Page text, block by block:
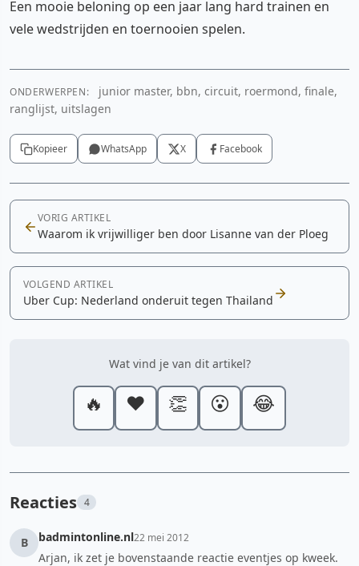
Een mooie beloning op een jaar lang hard trainen en
vele wedstrijden en toernooien spelen.
ONDERWERPEN:
junior master, bbn, circuit, roermond, finale,
ranglijst, uitslagen
Kopieer WhatsApp X Facebook
VORIG ARTIKEL
Waarom ik vrijwilliger ben door Lisanne van der Ploeg
VOLGEND ARTIKEL
Uber Cup: Nederland onderuit tegen Thailand
Wat vind je van dit artikel?
🔥 ❤️ 👏 😮 😂
Reacties 4
B badmintonline.nl22 mei 2012
Arjan, ik zet je bovenstaande reactie eventjes op kweek.